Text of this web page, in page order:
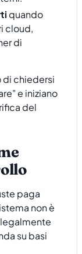
quando
cloud,
di
di chiedersi
e iniziano
del
paga
non è
su basi